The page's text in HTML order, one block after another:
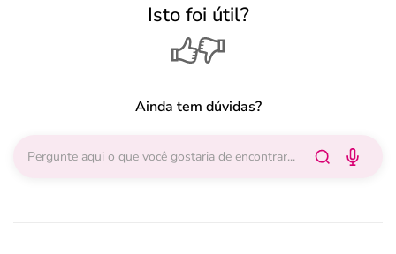
Isto foi útil?
Ainda tem dúvidas?